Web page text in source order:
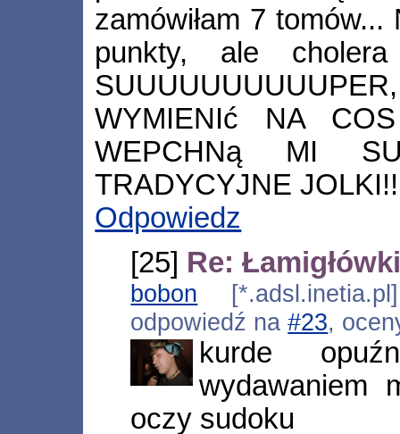
zamówiłam 7
punkty, ale
WYMIENIć NA
WEPCHNą MI
TRADYCYJNE
Odpowiedz
[25] Re:
bobon
odpowiedź na#23,
kurde
wydawaniem
oczy sudoku